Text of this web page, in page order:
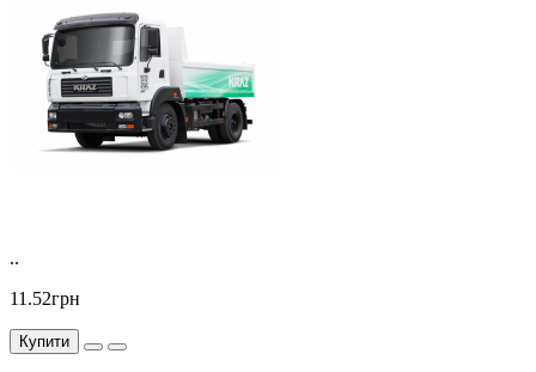
..
11.52грн
Купити